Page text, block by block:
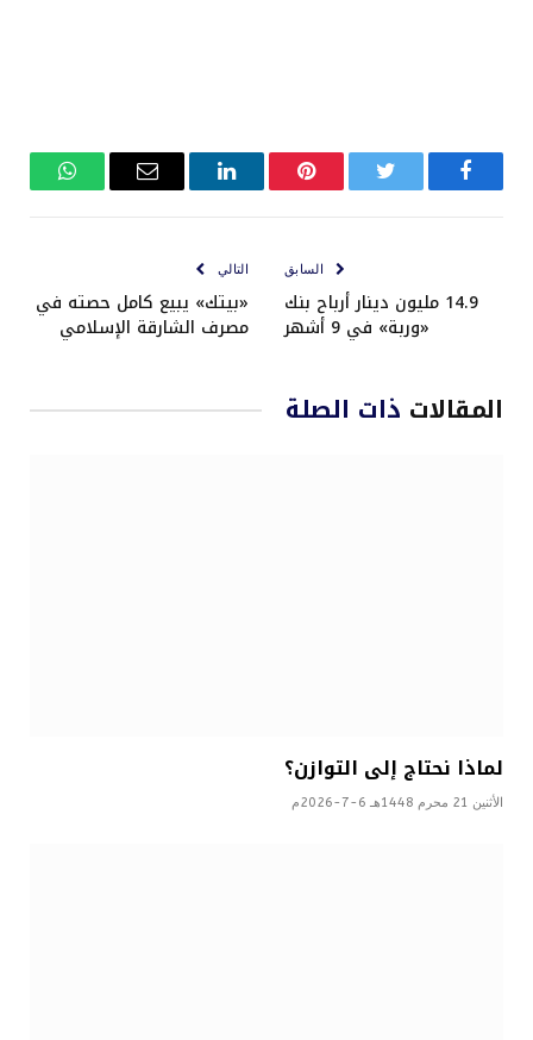
فيسبوك تويتر بينتيريستلينكدإن
البريد
واتساب
السابق
14.9 مليون دينار أرباح بنك
«وربة» في 9 أشهر
التالي
«بيتك» يبيع كامل حصته في
مصرف الشارقة الإسلامي
المقالات ذات الصلة
لماذا نحتاج إلى التوازن؟
الأثنين 21 محرم 1448هـ 6-7-2026م